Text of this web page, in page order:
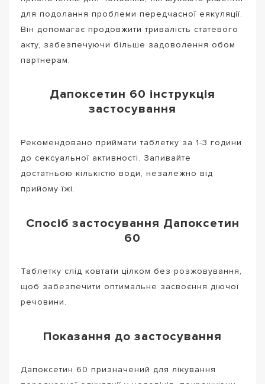
для подолання проблеми передчасної еякуляції.
Він допомагає продовжити тривалість статевого
акту, забезпечуючи більше задоволення обом
партнерам.
Дапоксетин 60 інструкція
застосування
Рекомендовано приймати таблетку за 1-3 години
до сексуальної активності. Запивайте
достатньою кількістю води, незалежно від
прийому їжі.
Спосіб застосування Дапоксетин
60
Таблетку слід ковтати цілком без розжовування,
щоб забезпечити оптимальне засвоєння діючої
речовини.
Показання до застосування
Дапоксетин 60 призначений для лікування